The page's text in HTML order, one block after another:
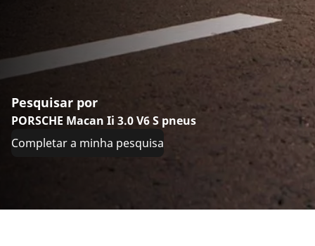
Pesquisar por
PORSCHE Macan Ii 3.0 V6 S pneus
Completar a minha pesquisa